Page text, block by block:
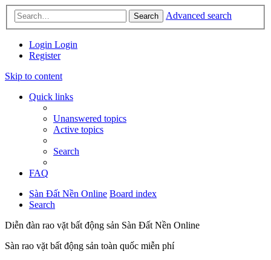
Search Advanced search
Login Login
Register
Skip to content
Quick links
Unanswered topics
Active topics
Search
FAQ
Sàn Đất Nền Online Board index
Search
Diễn đàn rao vặt bất động sản Sàn Đất Nền Online
Sàn rao vặt bất động sản toàn quốc miễn phí